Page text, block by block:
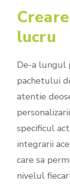
lucru
De-a lungul
pachetului
atentie
specificul
integrarii
care sa
nivelul